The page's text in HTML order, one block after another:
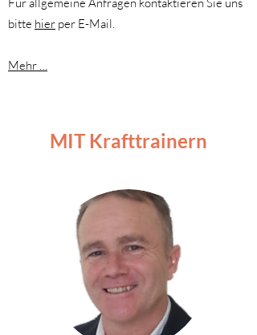
bitte hier per E-Mail.
Mehr …
MIT Krafttrainern